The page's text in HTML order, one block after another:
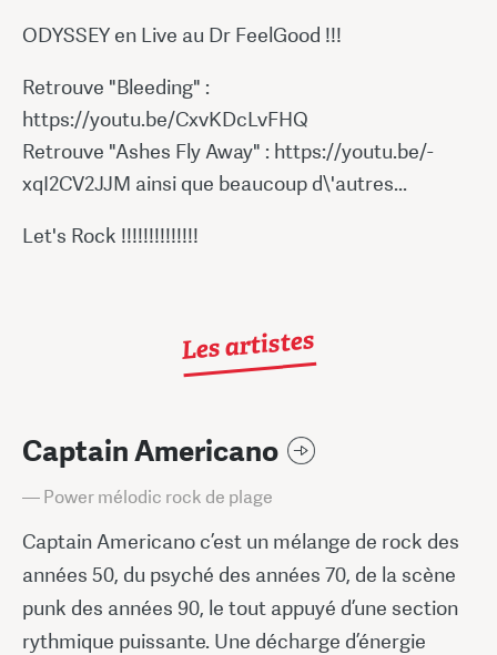
ODYSSEY en Live au Dr FeelGood !!!
Retrouve "Bleeding" :
https://youtu.be/CxvKDcLvFHQ
Retrouve "Ashes Fly Away" : https://youtu.be/-
xqI2CV2JJM ainsi que beaucoup d\'autres...
Let's Rock !!!!!!!!!!!!!!
Les artistes
Captain Americano
— Power mélodic rock de plage
Captain Americano c’est un mélange de rock des
années 50, du psyché des années 70, de la scène
punk des années 90, le tout appuyé d’une section
rythmique puissante. Une décharge d’énergie